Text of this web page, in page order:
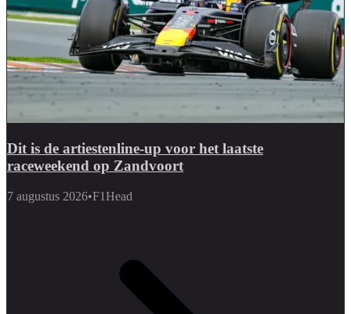
Dit is de artiestenline-up voor het laatste
raceweekend op Zandvoort
7 augustus 2026•F1Head